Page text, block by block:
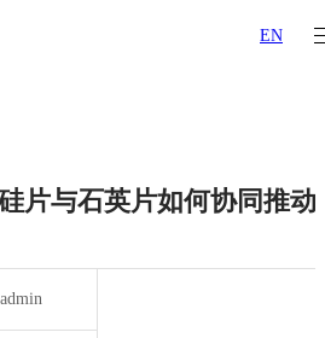
EN
片与石英片如何协同推动